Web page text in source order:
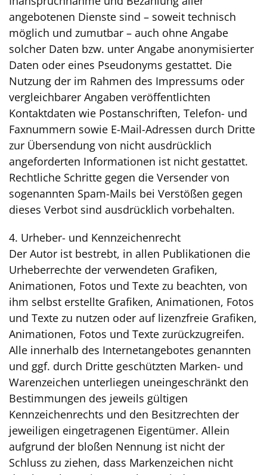
angebotenen Dienste sind – soweit technisch
möglich und zumutbar – auch ohne Angabe
solcher Daten bzw. unter Angabe anonymisierter
Daten oder eines Pseudonyms gestattet. Die
Nutzung der im Rahmen des Impressums oder
vergleichbarer Angaben veröffentlichten
Kontaktdaten wie Postanschriften, Telefon- und
Faxnummern sowie E-Mail-Adressen durch Dritte
zur Übersendung von nicht ausdrücklich
angeforderten Informationen ist nicht gestattet.
Rechtliche Schritte gegen die Versender von
sogenannten Spam-Mails bei Verstößen gegen
dieses Verbot sind ausdrücklich vorbehalten.
4. Urheber- und Kennzeichenrecht
Der Autor ist bestrebt, in allen Publikationen die
Urheberrechte der verwendeten Grafiken,
Animationen, Fotos und Texte zu beachten, von
ihm selbst erstellte Grafiken, Animationen, Fotos
und Texte zu nutzen oder auf lizenzfreie Grafiken,
Animationen, Fotos und Texte zurückzugreifen.
Alle innerhalb des Internetangebotes genannten
und ggf. durch Dritte geschützten Marken- und
Warenzeichen unterliegen uneingeschränkt den
Bestimmungen des jeweils gültigen
Kennzeichenrechts und den Besitzrechten der
jeweiligen eingetragenen Eigentümer. Allein
aufgrund der bloßen Nennung ist nicht der
Schluss zu ziehen, dass Markenzeichen nicht